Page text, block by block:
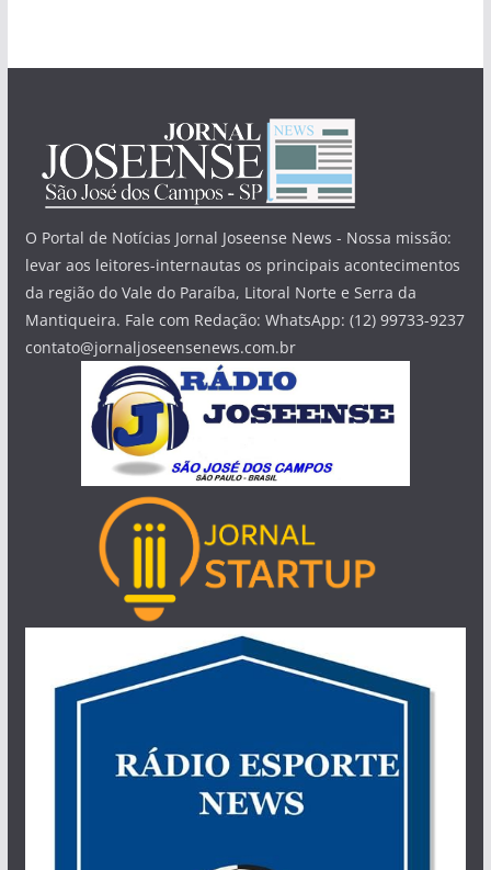
O Portal de Notícias Jornal Joseense News - Nossa missão:
levar aos leitores-internautas os principais acontecimentos
da região do Vale do Paraíba, Litoral Norte e Serra da
Mantiqueira. Fale com Redação: WhatsApp: (12) 99733-9237
contato@jornaljoseensenews.com.br